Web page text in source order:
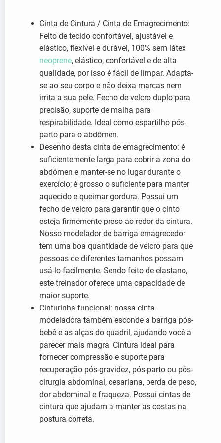
Cinta de Cintura / Cinta de Emagrecimento:
Feito de tecido confortável, ajustável e
elástico, flexível e durável, 100% sem látex
neoprene, elástico, confortável e de alta
qualidade, por isso é fácil de limpar. Adapta-
se ao seu corpo e não deixa marcas nem
irrita a sua pele. Fecho de velcro duplo para
precisão, suporte de malha para
respirabilidade. Ideal como espartilho pós-
parto para o abdômen.
Desenho desta cinta de emagrecimento: é
suficientemente larga para cobrir a zona do
abdómen e manter-se no lugar durante o
exercício; é grosso o suficiente para manter
aquecido e queimar gordura. Possui um
fecho de velcro para garantir que o cinto
esteja firmemente preso ao redor da cintura.
Nosso modelador de barriga emagrecedor
tem uma boa quantidade de velcro para que
pessoas de diferentes tamanhos possam
usá-lo facilmente. Sendo feito de elastano,
este treinador oferece uma capacidade de
maior suporte.
Cinturinha funcional: nossa cinta
modeladora também esconde a barriga pós-
bebê e as alças do quadril, ajudando você a
parecer mais magra. Cintura ideal para
fornecer compressão e suporte para
recuperação pós-gravidez, pós-parto ou pós-
cirurgia abdominal, cesariana, perda de peso,
dor abdominal e fraqueza. Possui cintas de
cintura que ajudam a manter as costas na
postura correta.